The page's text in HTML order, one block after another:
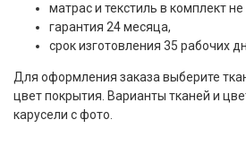
матрас и текстиль в комплект не
гарантия 24 месяца,
срок изготовления 35 рабочих
Для оформления заказа выберите
цвет покрытия. Варианты тканей и
карусели с фото.